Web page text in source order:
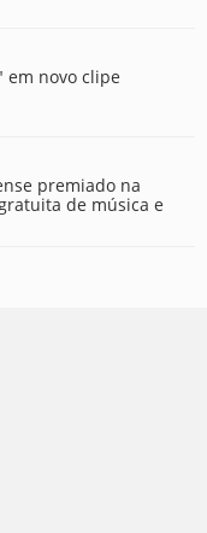
em novo clipe
premiado na
de música e